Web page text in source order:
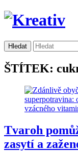
ŠTÍTEK:
Tvaroh
zasytí a